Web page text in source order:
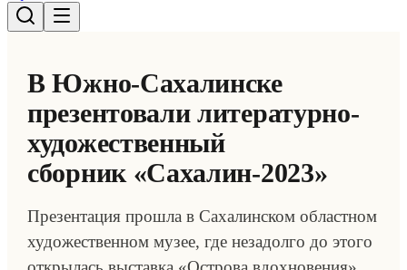
В Южно-Сахалинске
презентовали литературно-
художественный
сборник «Сахалин-2023»
Презентация прошла в Сахалинском областном
художественном музее, где незадолго до этого